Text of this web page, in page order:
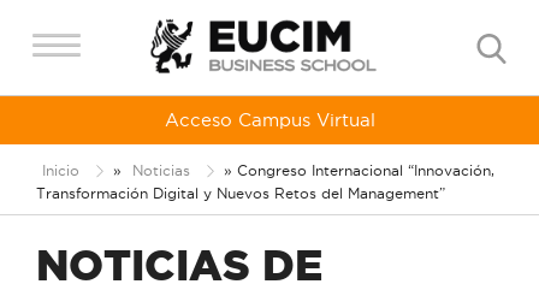
Acceso Campus Virtual
Inicio » Noticias » Congreso Internacional “Innovación,
Transformación Digital y Nuevos Retos del Management”
NOTICIAS DE